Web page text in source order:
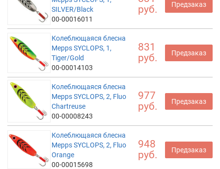
SILVER/Black
00-00016011
руб.
Предзаказ
Колеблющаяся блесна
Mepps SYCLOPS, 1,
Tiger/Gold
00-00014103
831
руб.
Предзаказ
Колеблющаяся блесна
Mepps SYCLOPS, 2, Fluo
Chartreuse
00-00008243
977
руб.
Предзаказ
Колеблющаяся блесна
Mepps SYCLOPS, 2, Fluo
Orange
00-00015698
948
руб.
Предзаказ